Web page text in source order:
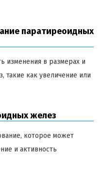
паратиреоидных
изменения в размерах и
такие как увеличение или
желез
которое может
и активность